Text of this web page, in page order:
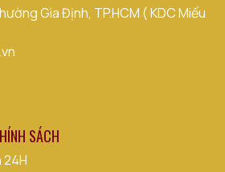
Gia Định, TP.HCM ( KDC Miếu
SÁCH
24H